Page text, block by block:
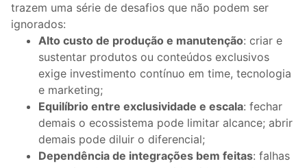
trazem uma série de desafios que não podem ser
ignorados:
Alto custo de produção e manutenção: criar e
sustentar produtos ou conteúdos exclusivos
exige investimento contínuo em time, tecnologia
e marketing;
Equilíbrio entre exclusividade e escala: fechar
demais o ecossistema pode limitar alcance; abrir
demais pode diluir o diferencial;
Dependência de integrações bem feitas: falhas